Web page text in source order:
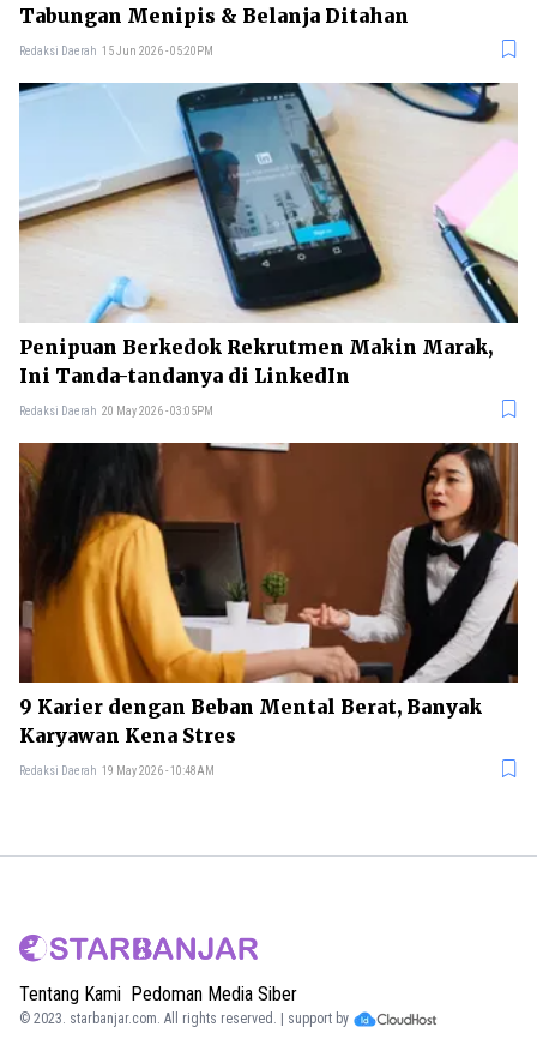
Tabungan Menipis & Belanja Ditahan
Redaksi Daerah 15 Jun 2026 - 05:20PM
Penipuan Berkedok Rekrutmen Makin Marak,
Ini Tanda-tandanya di LinkedIn
Redaksi Daerah 20 May 2026 - 03:05PM
9 Karier dengan Beban Mental Berat, Banyak
Karyawan Kena Stres
Redaksi Daerah 19 May 2026 - 10:48AM
Tentang Kami Pedoman Media Siber
© 2023. starbanjar.com. All rights reserved. | support by